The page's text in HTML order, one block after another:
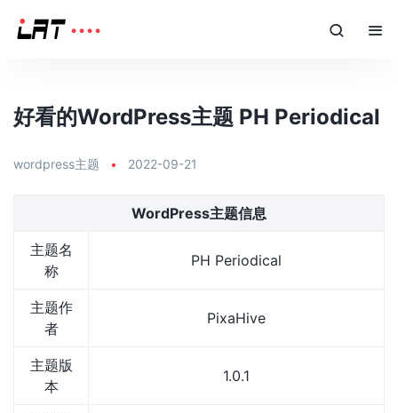
好看的WordPress主题 PH Periodical
wordpress主题 • 2022-09-21
WordPress主题信息
主题名
称
PH Periodical
主题作
者
PixaHive
主题版
本
1.0.1